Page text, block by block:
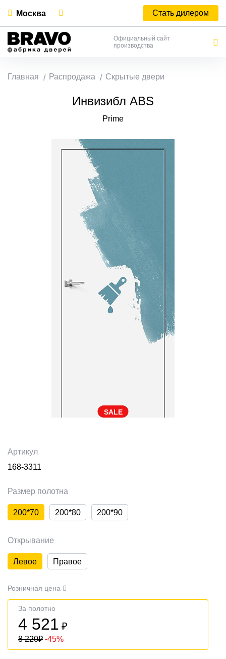
Москва Стать дилером
Официальный сайт
производства
Главная Распродажа Скрытые двери
Инвизибл ABS
Prime
SALE
Артикул
168-3311
Размер полотна
200*70 200*80 200*90
Открывание
Левое Правое
Розничная цена
За полотно
4 521 ₽
8 220₽ -45%